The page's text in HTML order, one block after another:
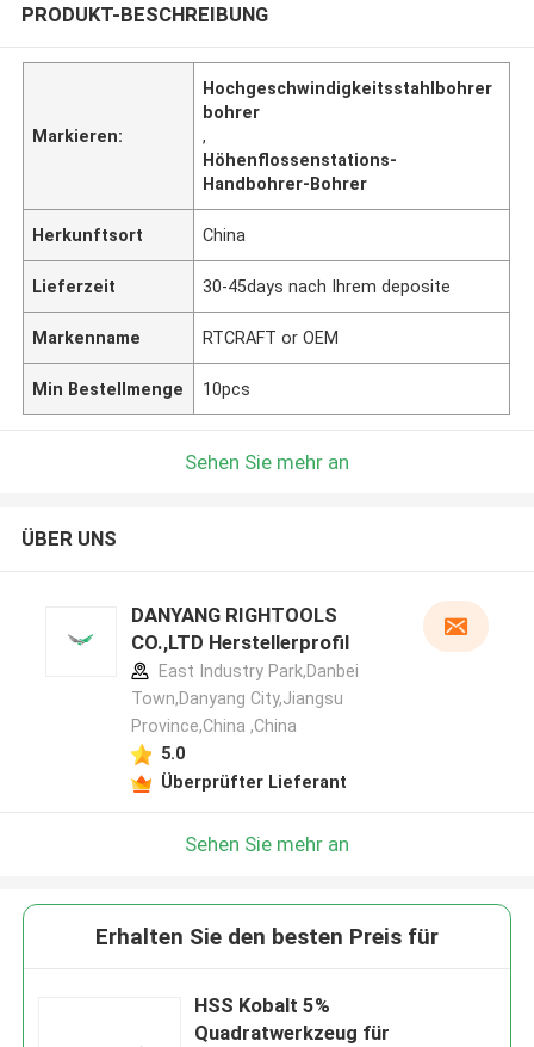
PRODUKT-BESCHREIBUNG
Markieren:
Hochgeschwindigkeitsstahlbohrer
bohrer
,
Höhenflossenstations-
Handbohrer-Bohrer
Herkunftsort China
Lieferzeit 30-45days nach Ihrem deposite
Markenname RTCRAFT or OEM
Min Bestellmenge 10pcs
Sehen Sie mehr an
ÜBER UNS
DANYANG RIGHTOOLS
CO.,LTD Herstellerprofil
East Industry Park,Danbei
Town,Danyang City,Jiangsu
Province,China ,China
5.0
Überprüfter Lieferant
Sehen Sie mehr an
Erhalten Sie den besten Preis für
HSS Kobalt 5%
Quadratwerkzeug für